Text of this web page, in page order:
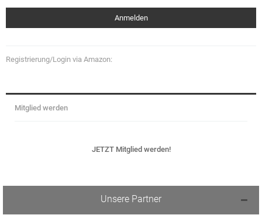
Registrierung/Login via Amazon:
Mitglied werden
JETZT Mitglied werden!
Unsere Partner